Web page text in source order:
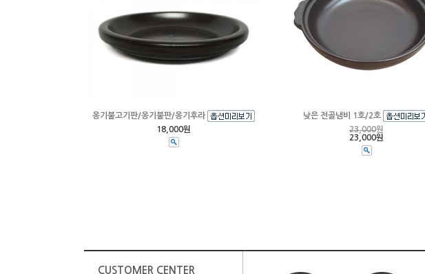
옹기불고기판/옹기불판/옹기후라
18,000원
낮은 전골냄비 1호/2호
23,000원
23,000원
CUSTOMER CENTER